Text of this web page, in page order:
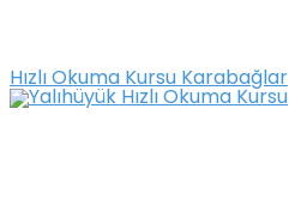
Hızlı Okuma Kursu Karabağlar